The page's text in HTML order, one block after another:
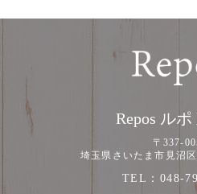
Repos ル
〒337-
埼玉県さいたま市見沼
TEL： 048-